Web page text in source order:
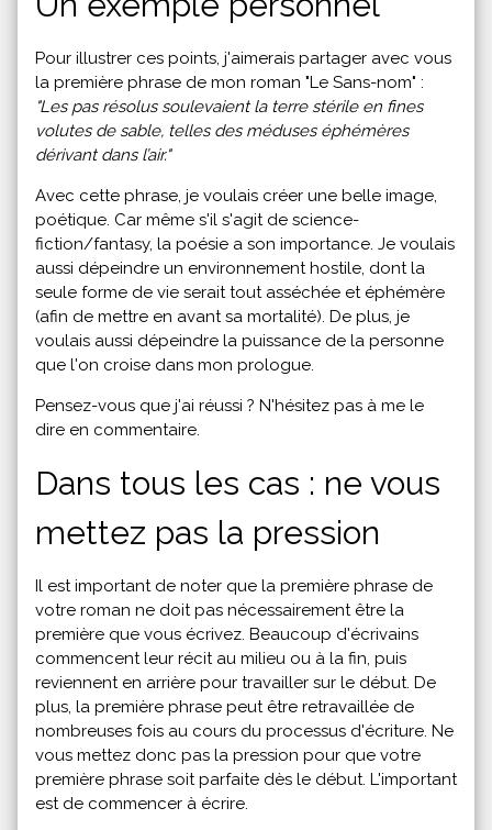
Pour illustrer ces points, j'aimerais partager avec vous
la première phrase de mon roman "Le Sans-nom" :
"Les pas résolus soulevaient la terre stérile en fines
volutes de sable, telles des méduses éphémères
dérivant dans l’air."
Avec cette phrase, je voulais créer une belle image,
poétique. Car même s'il s'agit de science-
fiction/fantasy, la poésie a son importance. Je voulais
aussi dépeindre un environnement hostile, dont la
seule forme de vie serait tout asséchée et éphémère
(afin de mettre en avant sa mortalité). De plus, je
voulais aussi dépeindre la puissance de la personne
que l'on croise dans mon prologue.
Pensez-vous que j'ai réussi ? N'hésitez pas à me le
dire en commentaire.
Dans tous les cas : ne vous
mettez pas la pression
Il est important de noter que la première phrase de
votre roman ne doit pas nécessairement être la
première que vous écrivez. Beaucoup d'écrivains
commencent leur récit au milieu ou à la fin, puis
reviennent en arrière pour travailler sur le début. De
plus, la première phrase peut être retravaillée de
nombreuses fois au cours du processus d'écriture. Ne
vous mettez donc pas la pression pour que votre
première phrase soit parfaite dès le début. L'important
est de commencer à écrire.